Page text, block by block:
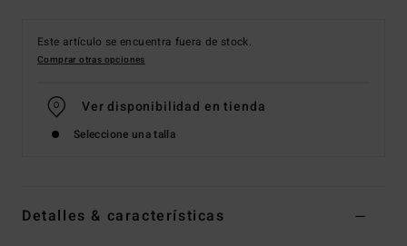
Este artículo se encuentra fuera de stock.
Comprar otras opciones
Ver disponibilidad en tienda
Seleccione una talla
Detalles & características